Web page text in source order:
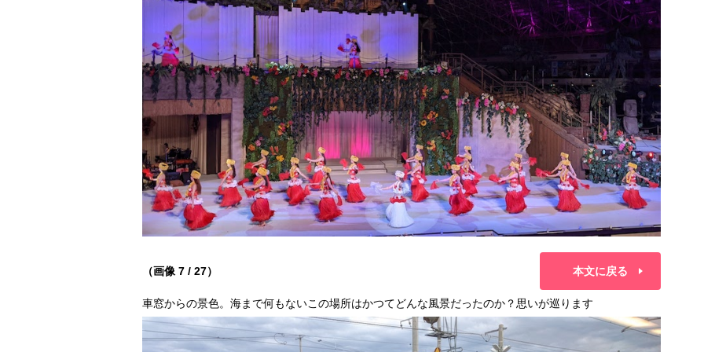
（画像 7 / 27） 本文に戻る
車窓からの景色。海まで何もないこの場所はかつてどんな風景だったのか？思いが巡ります